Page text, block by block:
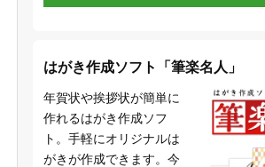
はがき作成ソフト「筆楽名人」
年賀状や挨拶状が簡単に
作れるはがき作成ソフ
ト。手軽にオリジナルは
がきが作成できます。今